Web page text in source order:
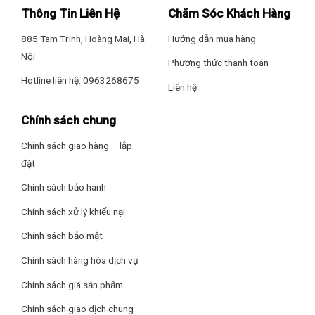
Hãng: Ariston.
thiết kế hình chữ nhật nằm ngang, kiểu dáng hiện đại và nhỏ
– Vỏ ngoài làm bằng chất liệu nhựa ABS cao cấpcó độ bền
cao, chịu lực tác động tốt, vệ sinh tiện lợi.
vàđèn báo đun nóngcho người dùng quan sát và tùy chỉnh
Thông Tin Liên Hệ
885 Tam Trinh, Hoàng Mai, Hà
Nội
Hotline liên hệ: 0963268675
Chăm Sóc Khách Hàng
Hướng dẫn mua hàng
Phương thức thanh toán
Liên hệ
Chính sách chung
Chính sách giao hàng – lắp
đặt
Chính sách bảo hành
Chính sách xử lý khiếu nại
Chính sách bảo mật
Chính sách hàng hóa dịch vụ
Chính sách giá sản phẩm
Chính sách giao dịch chung